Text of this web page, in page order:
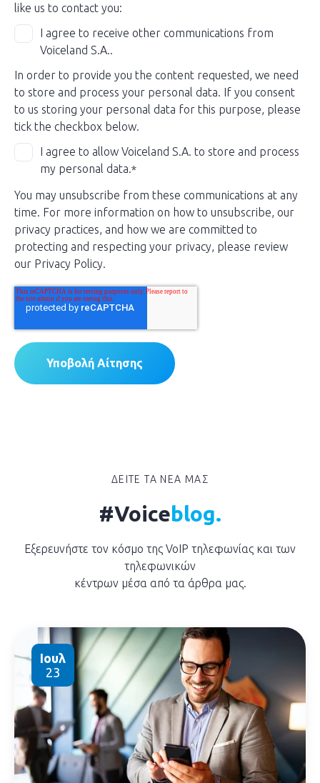
like us to contact you:
I agree to receive other communications from
Voiceland S.A..
In order to provide you the content requested, we need
to store and process your personal data. If you consent
to us storing your personal data for this purpose, please
tick the checkbox below.
I agree to allow Voiceland S.A. to store and process
my personal data.*
You may unsubscribe from these communications at any
time. For more information on how to unsubscribe, our
privacy practices, and how we are committed to
protecting and respecting your privacy, please review
our Privacy Policy.
ΔΕΙΤΕ ΤΑ ΝΕΑ ΜΑΣ
#Voiceblog.
Εξερευνήστε τον κόσμο της VoIP τηλεφωνίας και των
τηλεφωνικών
κέντρων μέσα από τα άρθρα μας.
Ιουλ
23